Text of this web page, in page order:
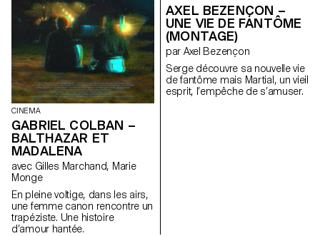
CINEMA
GABRIEL COLBAN –
BALTHAZAR ET
MADALENA
avec Gilles Marchand, Marie
Monge
En pleine voltige, dans les airs,
une femme canon rencontre un
trapéziste. Une histoire
d’amour hantée.
AXEL BEZENÇON –
UNE VIE DE FANTÔME
(MONTAGE)
par Axel Bezençon
Serge découvre sa nouvelle vie
de fantôme mais Martial, un vieil
esprit, l’empêche de s’amuser.